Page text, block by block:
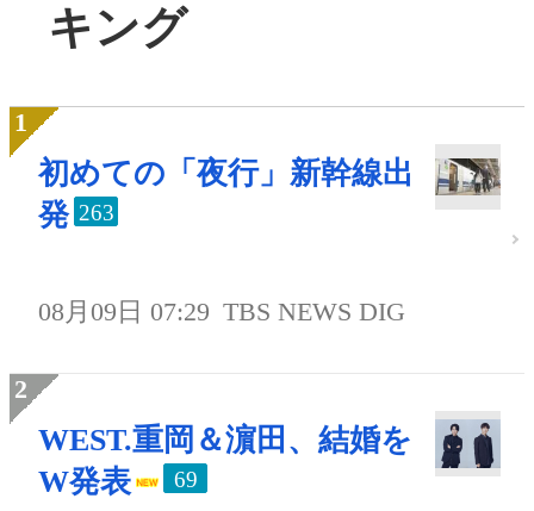
キング
初めての「夜行」新幹線出
発 263
08月09日 07:29 TBS NEWS DIG
WEST.重岡＆濵田、結婚を
W発表
69